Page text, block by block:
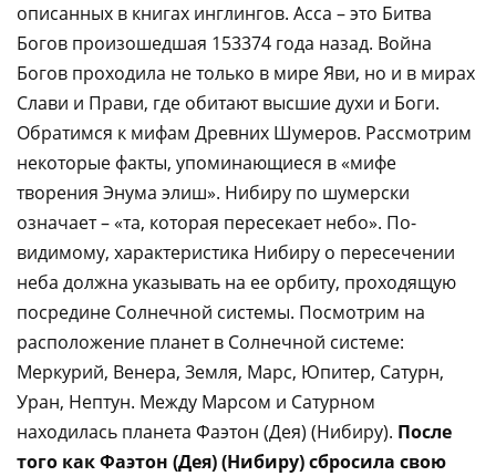
описанных в книгах инглингов. Асса – это Битва
Богов произошедшая 153374 года назад. Война
Богов проходила не только в мире Яви, но и в мирах
Слави и Прави, где обитают высшие духи и Боги.
Обратимся к мифам Древних Шумеров. Рассмотрим
некоторые факты, упоминающиеся в «мифе
творения Энума элиш». Нибиру по шумерски
означает – «та, которая пересекает небо». По-
видимому, характеристика Нибиру о пересечении
неба должна указывать на ее орбиту, проходящую
посредине Солнечной системы. Посмотрим на
расположение планет в Солнечной системе:
Меркурий, Венера, Земля, Марс, Юпитер, Сатурн,
Уран, Нептун. Между Марсом и Сатурном
находилась планета Фаэтон (Дея) (Нибиру). После
того как Фаэтон (Дея) (Нибиру) сбросила свою